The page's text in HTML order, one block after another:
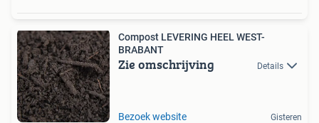
Compost LEVERING HEEL WEST-
BRABANT
Zie omschrijving Details
Bezoek website Gisteren